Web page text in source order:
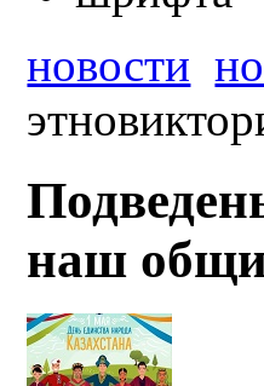
новости
наш